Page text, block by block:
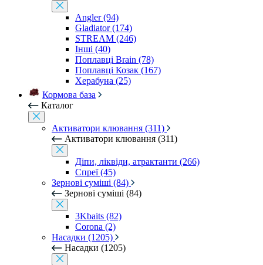
Angler (94)
Gladiator (174)
STREAM (246)
Інші (40)
Поплавці Brain (78)
Поплавці Козак (167)
Херабуна (25)
Кормова база
Каталог
Активатори клювання (311)
Активатори клювання (311)
Діпи, ліквіди, атрактанти (266)
Спреї (45)
Зернові суміші (84)
Зернові суміші (84)
3Kbaits (82)
Corona (2)
Насадки (1205)
Насадки (1205)